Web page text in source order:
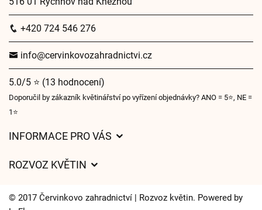
+420 724 546 276
info@cervinkovozahradnictvi.cz
5.0/5 ⭐ (13 hodnocení)
Doporučil by zákazník květinářství po vyřízení objednávky? ANO = 5⭐, NE =
1⭐
INFORMACE PRO VÁS
Často kladené dotazy
ROZVOZ KVĚTIN
Kam doručujeme květiny
© 2017 Červinkovo zahradnictví | Rozvoz květin. Powered by